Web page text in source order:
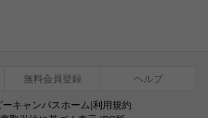
無料会員登録 ヘルプ
ーキャンパスホーム|利用規約